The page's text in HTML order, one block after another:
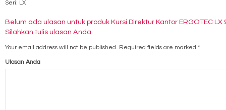
Seri: LX
Belum ada ulasan untuk produk Kursi Direktur Kantor ERGOTEC LX
Silahkan tulis ulasan Anda
Your email address will not be published. Required fields are marked *
Ulasan Anda